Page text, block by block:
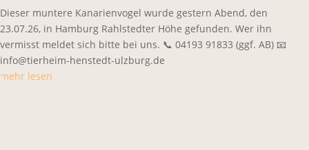
Dieser muntere Kanarienvogel wurde gestern Abend, den
23.07.26, in Hamburg Rahlstedter Höhe gefunden. Wer ihn
vermisst meldet sich bitte bei uns. 📞 04193 91833 (ggf. AB) 📧
info@tierheim-henstedt-ulzburg.de
mehr lesen